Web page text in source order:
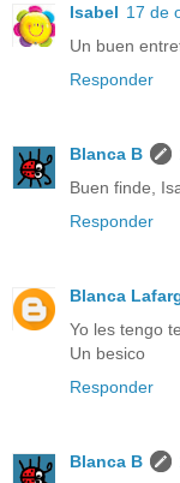
Isabel 17 de
Un buen
Responder
Blanca B
Buen finde,
Responder
Blanca
Yo les tengo
Un besico
Responder
Blanca B